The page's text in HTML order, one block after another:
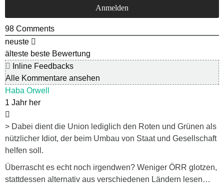
98 Comments
neuste
älteste beste Bewertung
Inline Feedbacks
Alle Kommentare ansehen
Haba Orwell
1 Jahr her
> Dabei dient die Union lediglich den Roten und Grünen als
nützlicher Idiot, der beim Umbau von Staat und Gesellschaft
helfen soll.
Überrascht es echt noch irgendwen? Weniger ÖRR glotzen,
stattdessen alternativ aus verschiedenen Ländern lesen…